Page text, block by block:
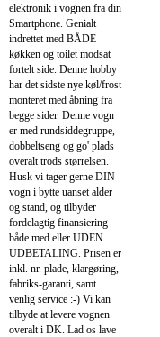
elektronik i vognen fra din
Smartphone. Genialt
indrettet med BÅDE
køkken og toilet modsat
fortelt side. Denne hobby
har det sidste nye køl/frost
monteret med åbning fra
begge sider. Denne vogn
er med rundsiddegruppe,
dobbeltseng og go' plads
overalt trods størrelsen.
Husk vi tager gerne DIN
vogn i bytte uanset alder
og stand, og tilbyder
fordelagtig finansiering
både med eller UDEN
UDBETALING. Prisen er
inkl. nr. plade, klargøring,
fabriks-garanti, samt
venlig service :-) Vi kan
tilbyde at levere vognen
overalt i DK. Lad os lave